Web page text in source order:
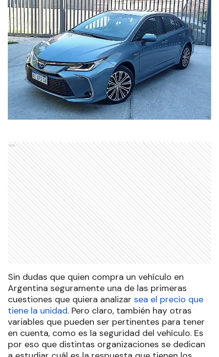
Ads
Sin dudas que quien compra un vehículo en
Argentina seguramente una de las primeras
cuestiones que quiera analizar sea el precio que
tiene la unidad. Pero claro, también hay otras
variables que pueden ser pertinentes para tener
en cuenta, como es la seguridad del vehículo. Es
por eso que distintas organizaciones se dedican